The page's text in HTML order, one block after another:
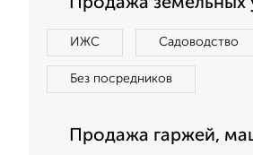
Продажа земельных
ИЖС Садоводство
Без посредников
Продажа гаржей,